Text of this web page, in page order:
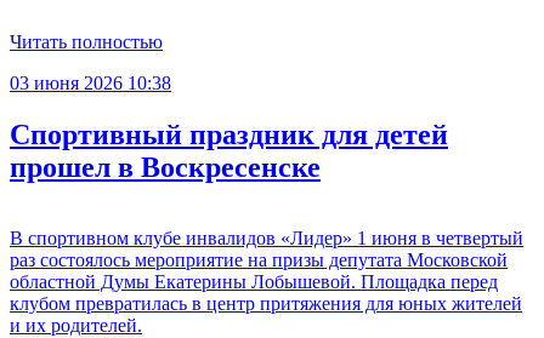
Читать полностью
03 июня 2026 10:38
Спортивный праздник для детей
прошел в Воскресенске
В спортивном клубе инвалидов «Лидер» 1 июня в четвертый
раз состоялось мероприятие на призы депутата Московской
областной Думы Екатерины Лобышевой. Площадка перед
клубом превратилась в центр притяжения для юных жителей
и их родителей.